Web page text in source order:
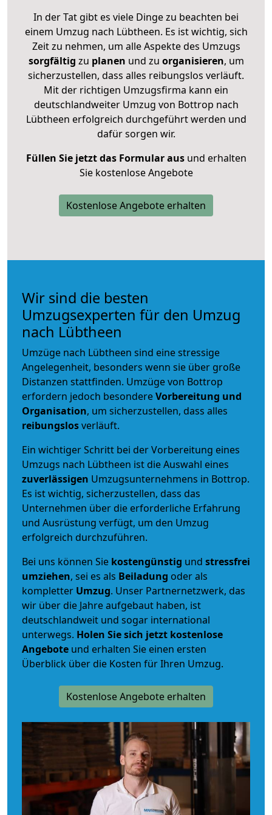
In der Tat gibt es viele Dinge zu beachten bei
einem Umzug nach Lübtheen. Es ist wichtig, sich
Zeit zu nehmen, um alle Aspekte des Umzugs
sorgfältig zu planen und zu organisieren, um
sicherzustellen, dass alles reibungslos verläuft.
Mit der richtigen Umzugsfirma kann ein
deutschlandweiter Umzug von Bottrop nach
Lübtheen erfolgreich durchgeführt werden und
dafür sorgen wir.
Füllen Sie jetzt das Formular ausund erhalten
Sie kostenlose Angebote
Kostenlose Angebote erhalten
Wir sind die besten
Umzugsexperten für den Umzug
nach Lübtheen
Umzüge nach Lübtheen sind eine stressige
Angelegenheit, besonders wenn sie über große
Distanzen stattfinden. Umzüge von Bottrop
erfordern jedoch besondereVorbereitung und
Organisation, um sicherzustellen, dass alles
reibungslosverläuft.
Ein wichtiger Schritt bei der Vorbereitung eines
Umzugs nach Lübtheen ist die Auswahl eines
zuverlässigen Umzugsunternehmens in Bottrop.
Es ist wichtig, sicherzustellen, dass das
Unternehmen über die erforderliche Erfahrung
und Ausrüstung verfügt, um den Umzug
erfolgreich durchzuführen.
Bei uns können Sie kostengünstig und stressfrei
umziehen, sei es als Beiladung oder als
kompletter Umzug. Unser Partnernetzwerk, das
wir über die Jahre aufgebaut haben, ist
deutschlandweit und sogar international
unterwegs. Holen Sie sich jetzt kostenlose
Angebote und erhalten Sie einen ersten
Überblick über die Kosten für Ihren Umzug.
Kostenlose Angebote erhalten